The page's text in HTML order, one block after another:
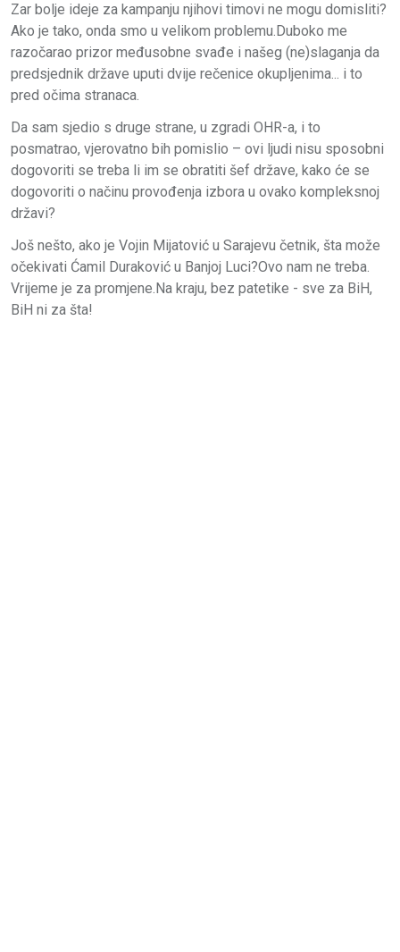
Zar bolje ideje za kampanju njihovi timovi ne mogu domisliti?
Ako je tako, onda smo u velikom problemu.Duboko me
razočarao prizor međusobne svađe i našeg (ne)slaganja da
predsjednik države uputi dvije rečenice okupljenima... i to
pred očima stranaca.
Da sam sjedio s druge strane, u zgradi OHR-a, i to
posmatrao, vjerovatno bih pomislio – ovi ljudi nisu sposobni
dogovoriti se treba li im se obratiti šef države, kako će se
dogovoriti o načinu provođenja izbora u ovako kompleksnoj
državi?
Još nešto, ako je Vojin Mijatović u Sarajevu četnik, šta može
očekivati Ćamil Duraković u Banjoj Luci?Ovo nam ne treba.
Vrijeme je za promjene.Na kraju, bez patetike - sve za BiH,
BiH ni za šta!